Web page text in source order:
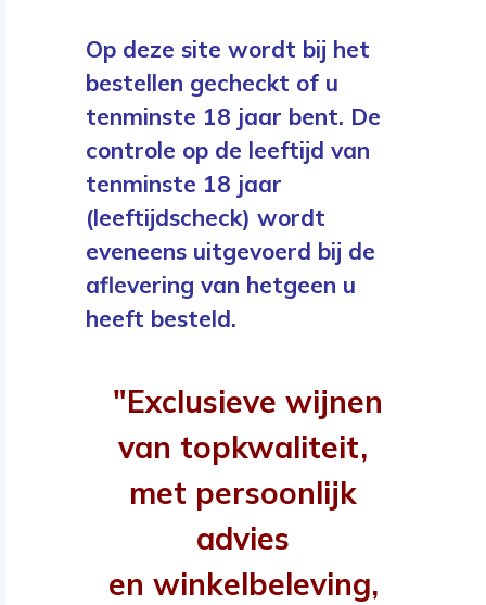
Op deze site wordt bij het
bestellen gecheckt of u
tenminste 18 jaar bent. De
controle op de leeftijd van
tenminste 18 jaar
(leeftijdscheck) wordt
eveneens uitgevoerd bij de
aflevering van hetgeen u
heeft besteld.
"Exclusieve wijnen
van topkwaliteit,
met persoonlijk
advies
en winkelbeleving,